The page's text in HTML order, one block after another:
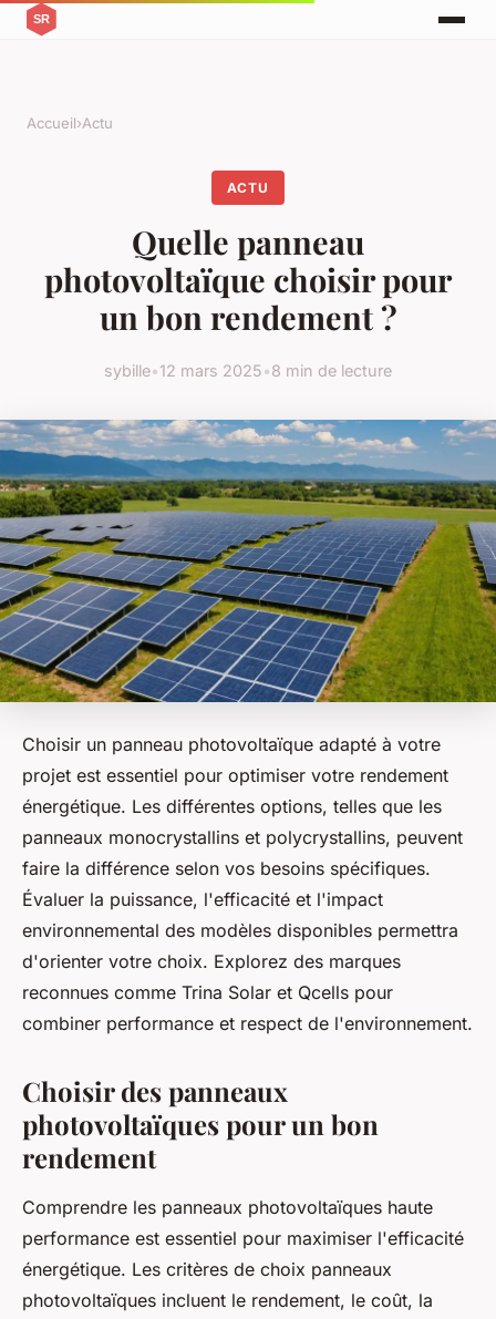
Accueil›Actu
ACTU
Quelle panneau
photovoltaïque choisir pour
un bon rendement ?
sybille•12 mars 2025•8 min de lecture
Choisir un panneau photovoltaïque adapté à votre
projet est essentiel pour optimiser votre rendement
énergétique. Les différentes options, telles que les
panneaux monocrystallins et polycrystallins, peuvent
faire la différence selon vos besoins spécifiques.
Évaluer la puissance, l'efficacité et l'impact
environnemental des modèles disponibles permettra
d'orienter votre choix. Explorez des marques
reconnues comme Trina Solar et Qcells pour
combiner performance et respect de l'environnement.
Choisir des panneaux
photovoltaïques pour un bon
rendement
Comprendre les panneaux photovoltaïques haute
performance est essentiel pour maximiser l'efficacité
énergétique. Les critères de choix panneaux
photovoltaïques incluent le rendement, le coût, la